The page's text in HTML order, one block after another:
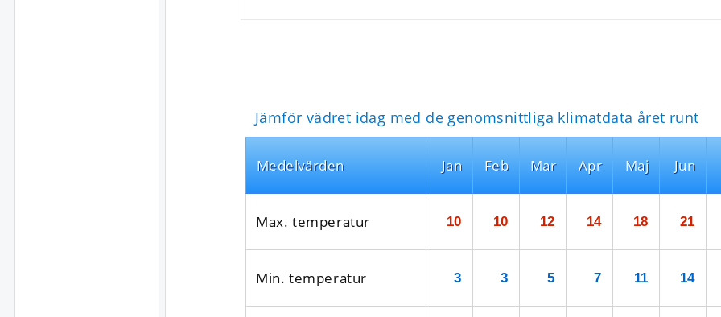
Jämför vädret idag med de genomsnittliga klimatdata året runt
Medel­värden
Max. temperatur
Min. temperatur
Jan
10
3
Feb
10
3
Mar
12
5
Apr
14
7
Maj
18
11
Jun
21
14